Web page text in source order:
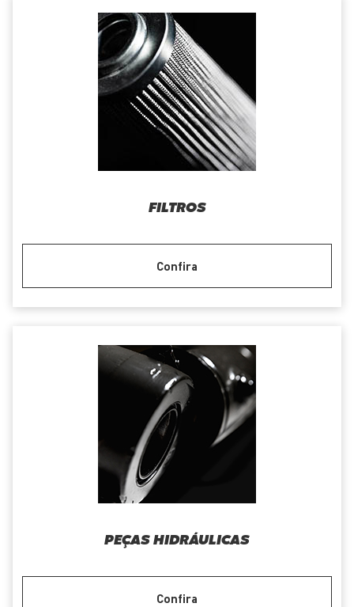
FILTROS
Confira
PEÇAS HIDRÁULICAS
Confira